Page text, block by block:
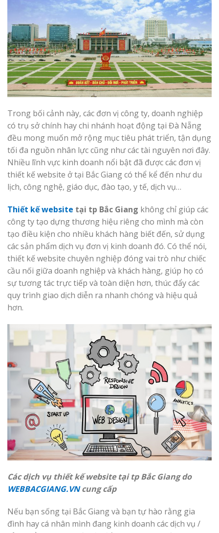
Trong bối cảnh này, các đơn vị công ty, doanh nghiệp
có trụ sở chính hay chi nhánh hoạt động tại Đà Nẵng
đều mong muốn mở rộng mục tiêu phát triển, tận dụng
tối đa nguồn nhân lực cũng như các tài nguyên nơi đây.
Nhiều lĩnh vực kinh doanh nổi bật đã được các đơn vị
thiết kế website ở tại Bắc Giang có thể kể đến như du
lịch, công nghệ, giáo dục, đào tạo, y tế, dịch vụ…
Thiết kế website tại tp Bắc Giang không chỉ giúp các
công ty tạo dựng thương hiệu riêng cho mình mà còn
tạo điều kiện cho nhiều khách hàng biết đến, sử dụng
các sản phẩm dịch vụ đơn vị kinh doanh đó. Có thể nói,
thiết kế website chuyên nghiệp đóng vai trò như chiếc
cầu nối giữa doanh nghiệp và khách hàng, giúp họ có
sự tương tác trực tiếp và toàn diện hơn, thúc đẩy các
quy trình giao dịch diễn ra nhanh chóng và hiệu quả
hơn.
Các dịch vụ thiết kế website tại tp Bắc Giang do
WEBBACGIANG.VNcung cấp
Nếu bạn sống tại Bắc Giang và bạn tự hào rằng gia
đình hay cá nhân mình đang kinh doanh các dịch vụ /